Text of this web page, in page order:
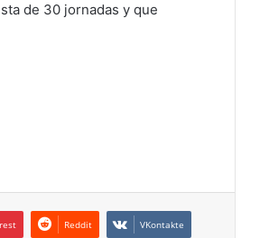
de 30 jornadas y que
Reddit VKontakte